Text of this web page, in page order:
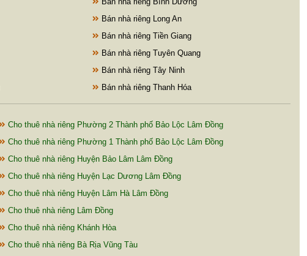
Bán nhà riêng Long An
Bán nhà riêng Tiền Giang
Bán nhà riêng Tuyên Quang
Bán nhà riêng Tây Ninh
Bán nhà riêng Thanh Hóa
Cho thuê nhà riêng Phường 2 Thành phố Bảo Lộc Lâm Đồng
Cho thuê nhà riêng Phường 1 Thành phố Bảo Lộc Lâm Đồng
Cho thuê nhà riêng Huyện Bảo Lâm Lâm Đồng
Cho thuê nhà riêng Huyện Lạc Dương Lâm Đồng
Cho thuê nhà riêng Huyện Lâm Hà Lâm Đồng
Cho thuê nhà riêng Lâm Đồng
Cho thuê nhà riêng Khánh Hòa
Cho thuê nhà riêng Bà Rịa Vũng Tàu